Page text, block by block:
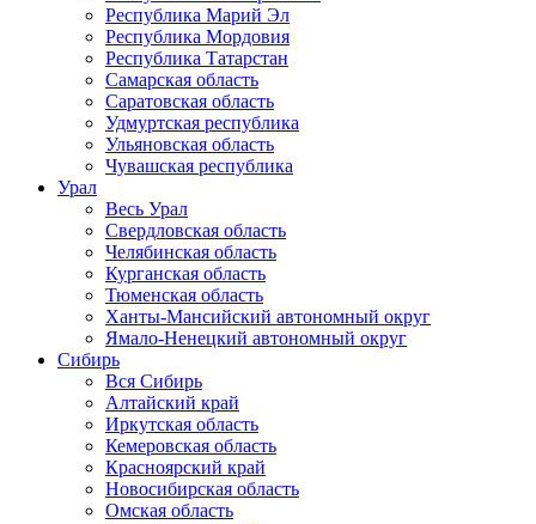
Республика Марий Эл
Республика Мордовия
Республика Татарстан
Самарская область
Саратовская область
Удмуртская республика
Ульяновская область
Чувашская республика
Урал
Весь Урал
Свердловская область
Челябинская область
Курганская область
Тюменская область
Ханты-Мансийский автономный округ
Ямало-Ненецкий автономный округ
Сибирь
Вся Сибирь
Алтайский край
Иркутская область
Кемеровская область
Красноярский край
Новосибирская область
Омская область